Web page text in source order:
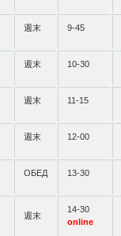
週末 9-45
週末 10-30
週末 11-15
週末 12-00
ОБЕД 13-30
週末
14-30
online